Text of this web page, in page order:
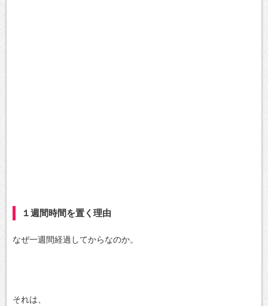
１週間時間を置く理由
なぜ一週間経過してからなのか。
それは、